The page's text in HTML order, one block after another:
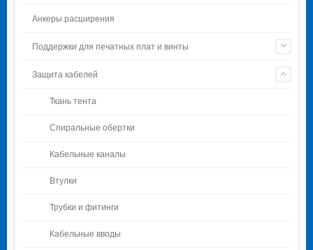
Анкеры расширения
Поддержки для печатных плат и винты
Защита кабелей
Ткань тента
Спиральные обертки
Кабельные каналы
Втулки
Трубки и фитинги
Кабельные вводы